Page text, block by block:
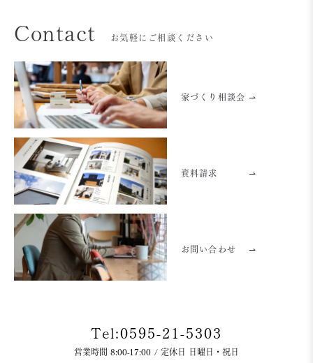
Contact お気軽にご相談ください
家づくり相談会 ⇀
資料請求 ⇀
お問い合わせ ⇀
Tel:0595-21-5303
営業時間 8:00-17:00 / 定休日 日曜日・祝日